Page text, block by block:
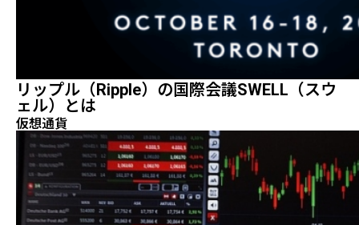
リップル（Ripple）の国際会議SWELL（スウ
ェル）とは
仮想通貨